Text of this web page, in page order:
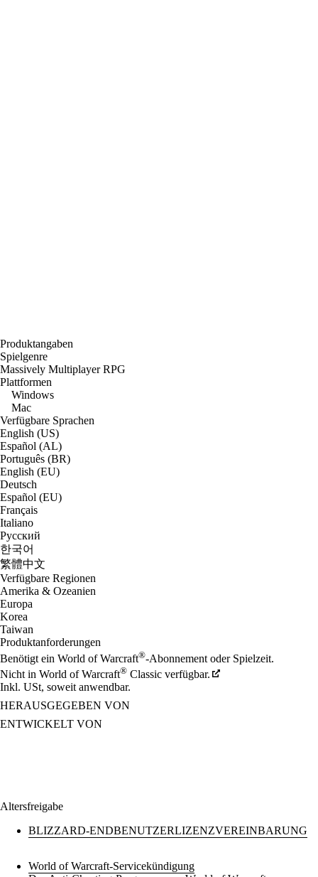
Produktangaben
Spielgenre
Massively Multiplayer RPG
Plattformen
Windows
Mac
Verfügbare Sprachen
English (US)
Español (AL)
Português (BR)
English (EU)
Deutsch
Español (EU)
Français
Italiano
Русский
한국어
繁體中文
Verfügbare Regionen
Amerika & Ozeanien
Europa
Korea
Taiwan
Produktanforderungen
Benötigt ein World of Warcraft®-Abonnement oder Spielzeit.
Nicht in World of Warcraft® Classic verfügbar.
Inkl. USt, soweit anwendbar.
HERAUSGEGEBEN VON
ENTWICKELT VON
Altersfreigabe
BLIZZARD-ENDBENUTZERLIZENZVEREINBARUNG
World of Warcraft-Servicekündigung